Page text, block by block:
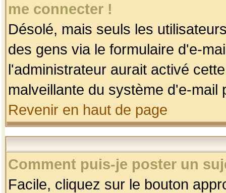
me connecter !
Désolé, mais seuls les
des gens via le formulaire d'e-
l'administrateur aurait activé
malveillante du système d'e-
Revenir en haut de page
Comment puis-je poster un
Facile, cliquez sur le bouton